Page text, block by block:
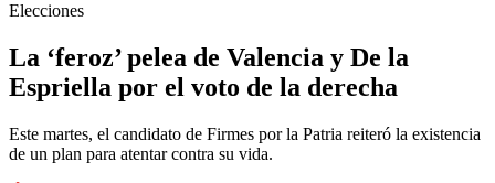
Elecciones
La ‘feroz’ pelea de Valencia y De la
Espriella por el voto de la derecha
Este martes, el candidato de Firmes por la Patria reiteró la existencia
de un plan para atentar contra su vida.